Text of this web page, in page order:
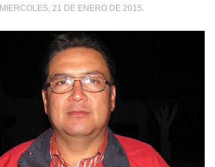
MIERCOLES, 21 DE ENERO DE 2015.